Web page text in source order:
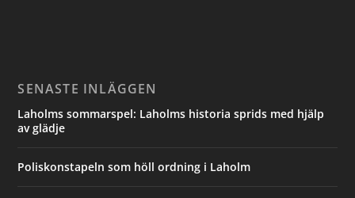
SENASTE INLÄGGEN
Laholms sommarspel: Laholms historia sprids med hjälp
av glädje
Poliskonstapeln som höll ordning i Laholm